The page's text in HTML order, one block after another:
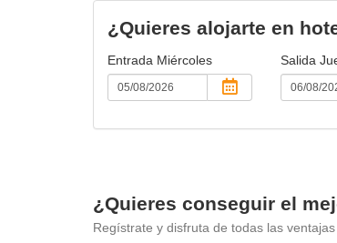
¿Quieres alojarte en
Entrada Miércoles Salida
¿Quieres conseguir el
Regístrate y disfruta de todas las ventajas